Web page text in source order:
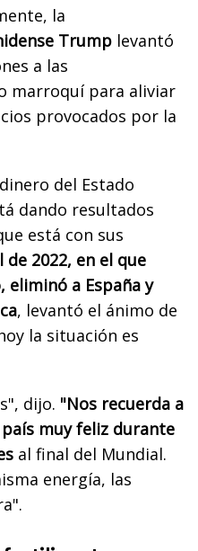
la
Trump levantó
a las
marroquí para aliviar
provocados por la
del Estado
dando resultados
está con sus
de 2022, en el que
eliminó a España y
, levantó el ánimo de
la situación es
dijo. "Nos recuerda a
muy feliz durante
al final del Mundial.
energía, las